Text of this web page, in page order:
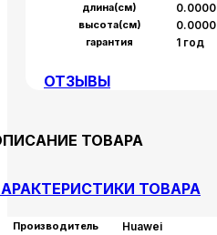
длина(см) 0.0000
высота(см) 0.0000
гарантия 1 год
ОТЗЫВЫ
ТОВАРА
ТОВАРА
Производитель Huawei